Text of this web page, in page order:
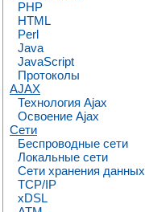
PHP
HTML
Perl
Java
JavaScript
Протоколы
AJAX
Технология Ajax
Освоение Ajax
Сети
Беспроводные сети
Локальные сети
Сети хранения данных
TCP/IP
xDSL